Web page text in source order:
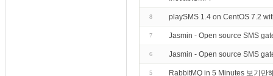
8 playSMS 1.4 on CentOS 7.2
7 Jasmin - Open source SMS
6 Jasmin - Open source SMS
5 RabbitMQ in 5 Minutes 보기만